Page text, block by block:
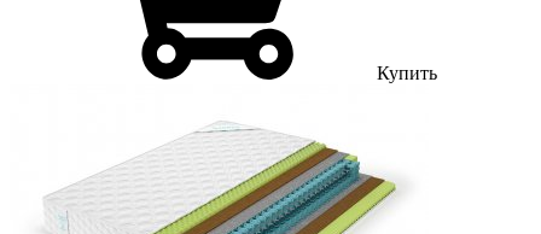
Купить